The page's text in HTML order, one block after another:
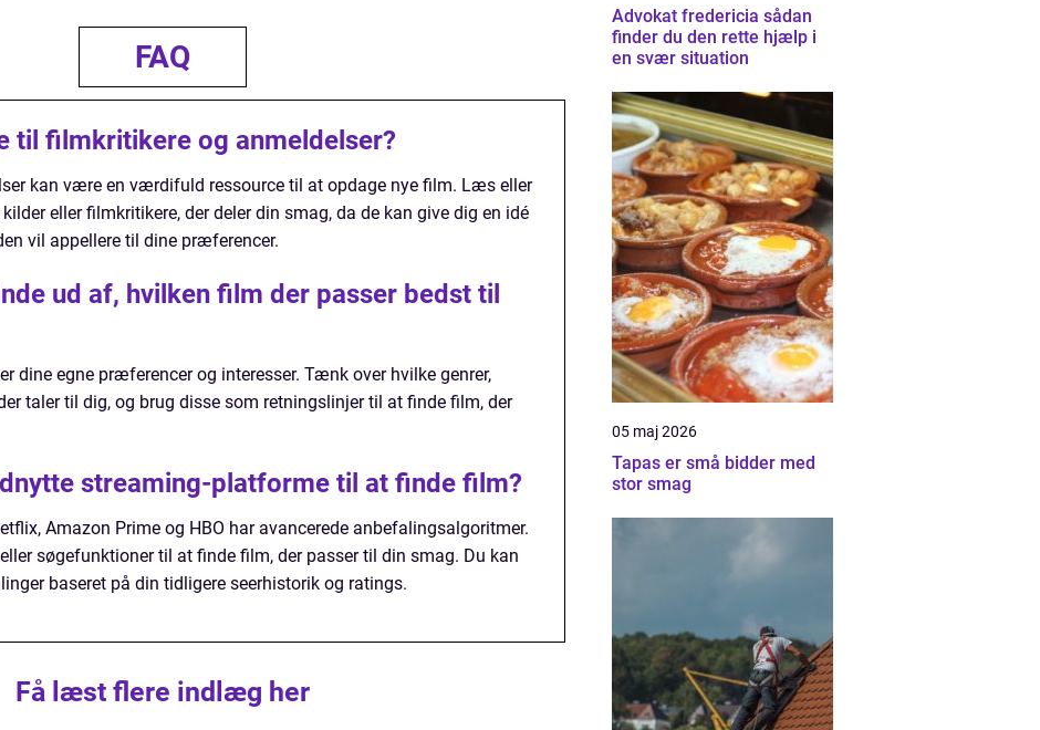
FAQ
til filmkritikere og anmeldelser?
kan være en værdifuld ressource til at opdage nye film. Læs eller
eller filmkritikere, der deler din smag, da de kan give dig en idé
vil appellere til dine præferencer.
ud af, hvilken film der passer bedst til
dine egne præferencer og interesser. Tænk over hvilke genrer,
taler til dig, og brug disse som retningslinjer til at finde film, der
streaming-platforme til at finde film?
Amazon Prime og HBO har avancerede anbefalingsalgoritmer.
søgefunktioner til at finde film, der passer til din smag. Du kan
baseret på din tidligere seerhistorik og ratings.
Få læst flere indlæg her
Advokat fredericia sådan
finder du den rette hjælp i
en svær situation
05 maj 2026
Tapas er små bidder med
stor smag